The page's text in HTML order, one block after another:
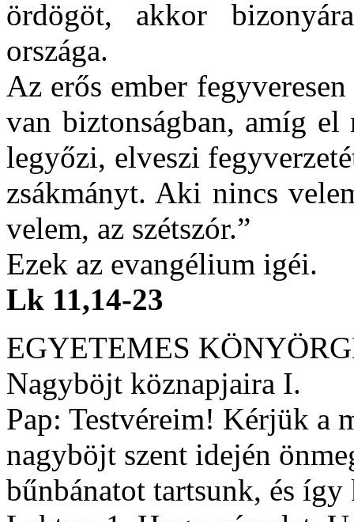
ördögöt, akkor
országa.
Az erős ember
van biztonságban, amíg
legyőzi, elveszi
zsákmányt. Aki nincs
velem, az szétszór.”
Ezek az evangélium igéi.
Lk 11,14-23
EGYETEMES
Nagyböjt köznapjaira I.
Pap: Testvéreim! Kérjük a
nagyböjt szent idején
bűnbánatot tartsunk, és